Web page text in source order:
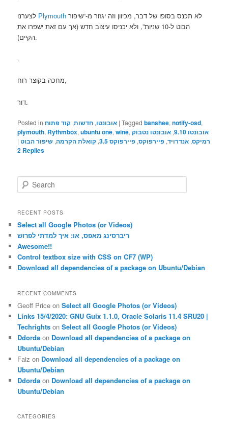
Plymouth לא תכנס בסופו של דבר, מכיוון וזה יגזור מ-“שיפור
הבוט ל-10 שניות”, ולא יכניסו עיצוב חדש (אך עם זאת ישפרו את
הקיים).
.
מחכה בקוצר רוח,
דור.
Posted in אובונטו, חדשות, קוד פתוח |Tagged banshee,notify-osd,
plymouth, Rythmbox,ubuntu one,wine, אובונטו 9.10 , אובונטו נטבוק
רמיקס, אנדרויד, פיירפוקס, פיירפוקס 3.5 , קואלת הקרמה, שיפור הבוט |
2 Replies
e
r
h
RECENT POSTS
Select all Google Photos (or Videos)
ריברסינג מאפס, או: איך למדתי לפרוש
Awesome!!
Control textbox size with CSS on CF7 (WP)
Download all dependencies of a package on Ubuntu/Debian
RECENT COMMENTS
Geoff Price onSelect all Google Photos (or Videos)
Links 15/4/2020: GNU Guix 1.1.0, Oracle Solaris 11.4 SRU20 |
Techrights onSelect all Google Photos (or Videos)
Ddorda on Download all dependencies of a package on
Ubuntu/Debian
Faiz on Download all dependencies of a package on
Ubuntu/Debian
Ddorda on Download all dependencies of a package on
Ubuntu/Debian
CATEGORIES